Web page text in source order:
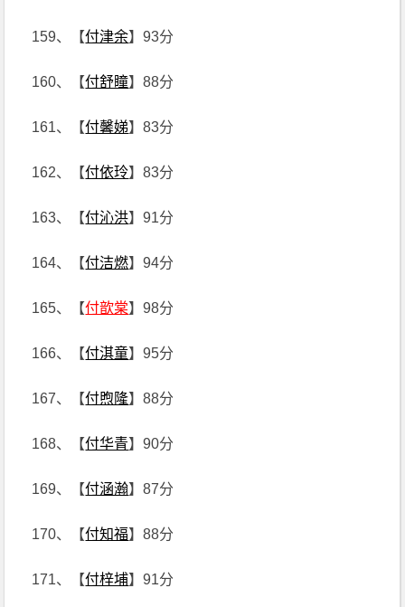
159、【付津余】93分
160、【付舒瞳】88分
161、【付馨娣】83分
162、【付依玲】83分
163、【付沁洪】91分
164、【付洁燃】94分
165、【付歆棠】98分
166、【付淇童】95分
167、【付煦隆】88分
168、【付华青】90分
169、【付涵瀚】87分
170、【付知福】88分
171、【付梓埔】91分